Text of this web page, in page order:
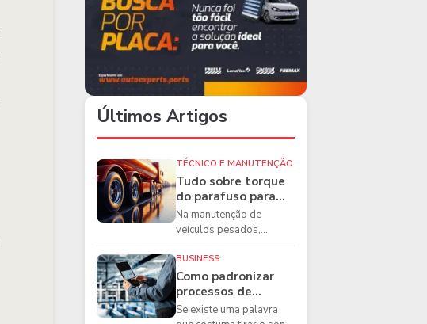
Últimos Artigos
TÉCNICO E MANUTENÇÃO
Tudo sobre torque
do parafuso para
caminhões e as
boas práticas que
todo mecânico
precisa conhecer
Na manutenção de
veículos pesados,
existem ferramentas que
fazem diferença direta na
segurança e na ...
BUSINESS
Como padronizar
processos de
manutenção de
Se existe uma palavra